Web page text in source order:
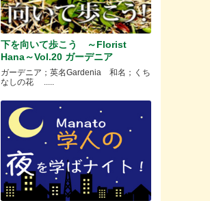
下を向いて歩こう ～Florist
Hana～Vol.20 ガーデニア
ガーデニア；英名Gardenia 和名；くち
なしの花 .....